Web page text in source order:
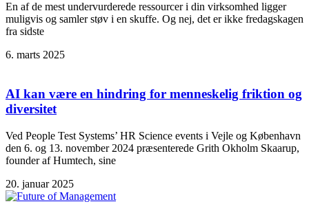
En af de mest undervurderede ressourcer i din virksomhed ligger
muligvis og samler støv i en skuffe. Og nej, det er ikke fredagskagen
fra sidste
6. marts 2025
AI kan være en hindring for menneskelig friktion og
diversitet
Ved People Test Systems’ HR Science events i Vejle og København
den 6. og 13. november 2024 præsenterede Grith Okholm Skaarup,
founder af Humtech, sine
20. januar 2025